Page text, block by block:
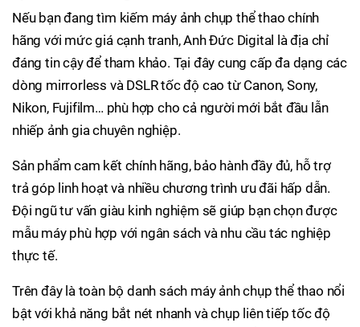
Nếu bạn đang tìm kiếm máy ảnh chụp thể thao chính
hãng với mức giá cạnh tranh, Anh Đức Digital là địa chỉ
đáng tin cậy để tham khảo. Tại đây cung cấp đa dạng các
dòng mirrorless và DSLR tốc độ cao từ Canon, Sony,
Nikon, Fujifilm… phù hợp cho cả người mới bắt đầu lẫn
nhiếp ảnh gia chuyên nghiệp.
Sản phẩm cam kết chính hãng, bảo hành đầy đủ, hỗ trợ
trả góp linh hoạt và nhiều chương trình ưu đãi hấp dẫn.
Đội ngũ tư vấn giàu kinh nghiệm sẽ giúp bạn chọn được
mẫu máy phù hợp với ngân sách và nhu cầu tác nghiệp
thực tế.
Trên đây là toàn bộ danh sách máy ảnh chụp thể thao nổi
bật với khả năng bắt nét nhanh và chụp liên tiếp tốc độ